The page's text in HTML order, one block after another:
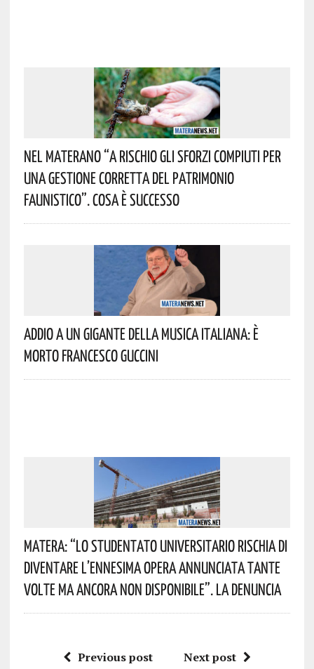
Nel Materano “a Rischio Gli Sforzi Compiuti Per
Una Gestione Corretta Del Patrimonio
Faunistico”. Cosa È Successo
Addio A Un Gigante Della Musica Italiana: È
Morto Francesco Guccini
Matera: “Lo Studentato Universitario Rischia Di
Diventare L’ennesima Opera Annunciata Tante
Volte Ma Ancora Non Disponibile”. La Denuncia
Previous post Next post